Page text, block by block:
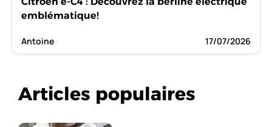
emblématique!
Antoine 17/07/2026
Articles populaires